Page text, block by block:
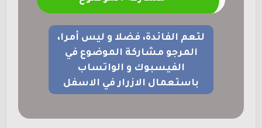
لتعم الفائدة، فضلا و ليس أمرا،
المرجو مشاركة الموضوع في
الفيسبوك و الواتساب
باستعمال الازرار في الاسفل